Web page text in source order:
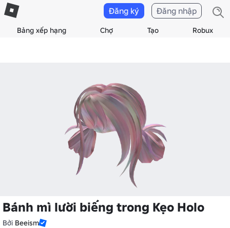
Bảng xếp hạng Chợ Tạo Robux
Đăng ký Đăng nhập
Bánh mì lười biếng trong Kẹo Holo
Bởi Beeism